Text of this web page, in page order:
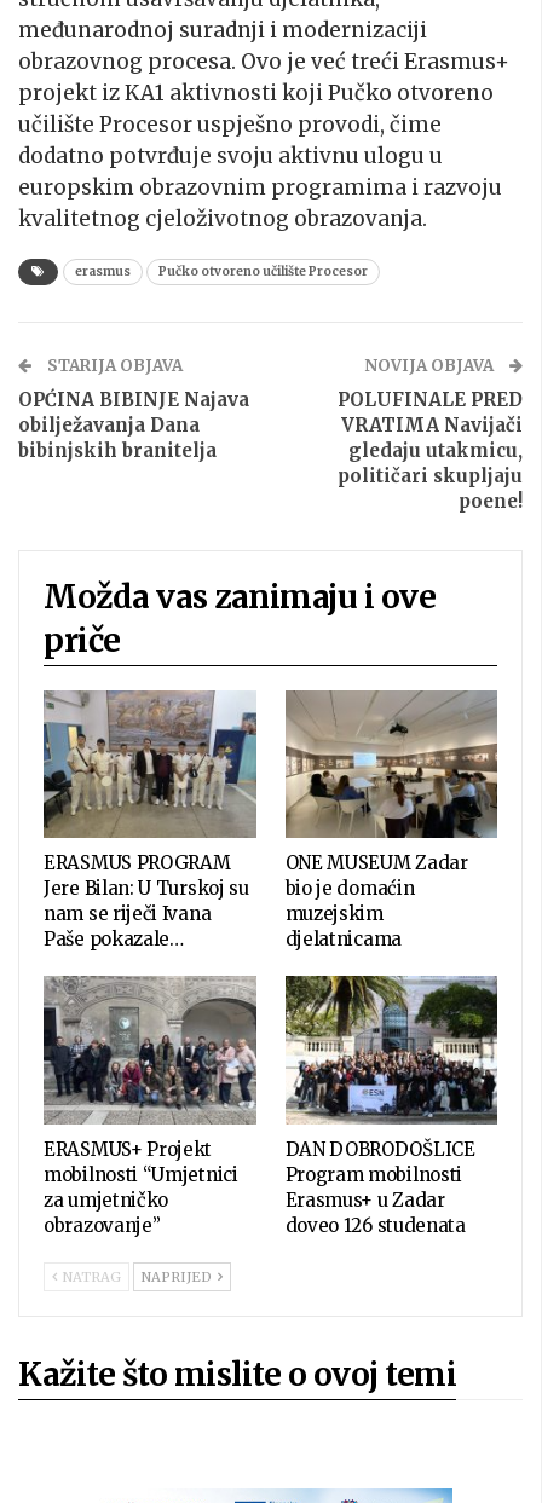
međunarodnoj suradnji i modernizaciji
obrazovnog procesa. Ovo je već treći Erasmus+
projekt iz KA1 aktivnosti koji Pučko otvoreno
učilište Procesor uspješno provodi, čime
dodatno potvrđuje svoju aktivnu ulogu u
europskim obrazovnim programima i razvoju
kvalitetnog cjeloživotnog obrazovanja.
erasmus Pučko otvoreno učilište Procesor
STARIJA OBJAVA
OPĆINA BIBINJE Najava
obilježavanja Dana
bibinjskih branitelja
NOVIJA OBJAVA
POLUFINALE PRED
VRATIMA Navijači
gledaju utakmicu,
političari skupljaju
poene!
Možda vas zanimaju i ove
priče
ERASMUS PROGRAM
Jere Bilan: U Turskoj su
nam se riječi Ivana
Paše pokazale…
ONE MUSEUM Zadar
bio je domaćin
muzejskim
djelatnicama
ERASMUS+ Projekt
mobilnosti “Umjetnici
za umjetničko
obrazovanje”
DAN DOBRODOŠLICE
Program mobilnosti
Erasmus+ u Zadar
doveo 126 studenata
NATRAG NAPRIJED
Kažite što mislite o ovoj temi